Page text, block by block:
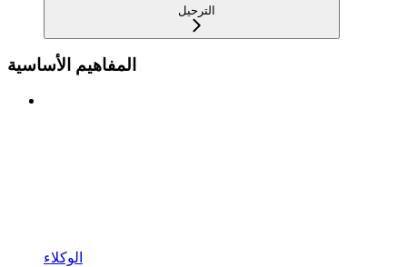
الترحيل
المفاهيم الأساسية
الوكلاء